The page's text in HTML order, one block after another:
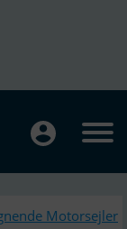
Motorsejler